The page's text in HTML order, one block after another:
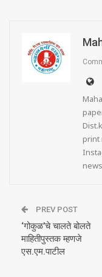
print
PREV POST
‘गोकुळ’चे चालते बोलते
माहितीपुस्तक म्हणजे
एस.एम.पाटील